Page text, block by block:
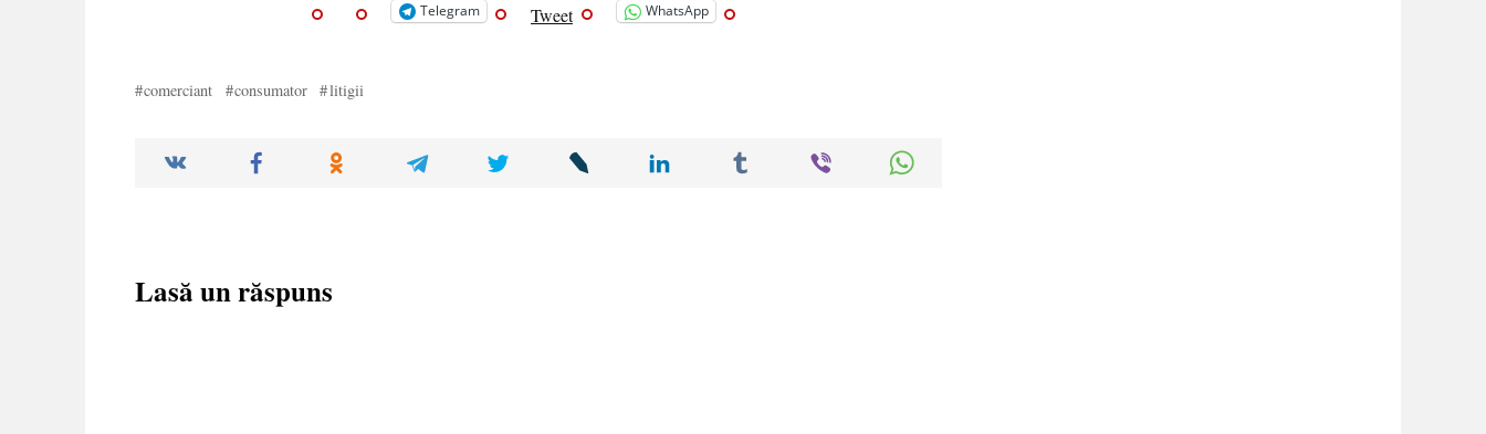
Telegram Tweet WhatsApp
comerciant consumator litigii
Lasă un răspuns